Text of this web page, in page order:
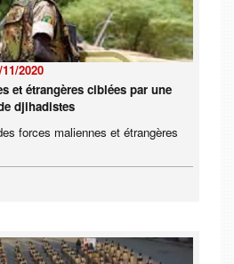
2020
et étrangères ciblées par une
djihadistes
forces maliennes et étrangères